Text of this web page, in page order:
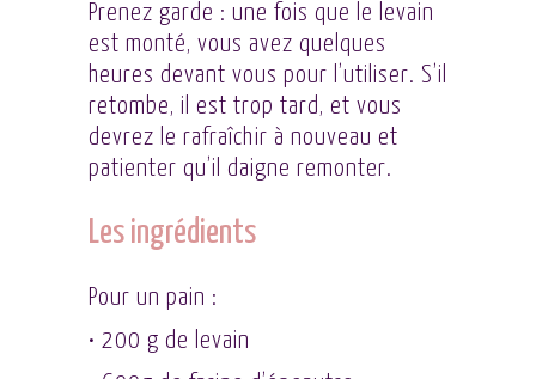
Prenez garde : une fois que le levain
est monté, vous avez quelques
heures devant vous pour l’utiliser. S’il
retombe, il est trop tard, et vous
devrez le rafraîchir à nouveau et
patienter qu’il daigne remonter.
Les ingrédients
Pour un pain :
• 200 g de levain